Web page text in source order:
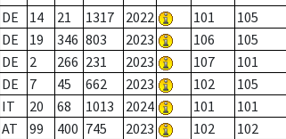
DE 14 21 1317 2022 101 105
DE 19 346 803 2023 106 105
DE 2 266 231 2023 107 101
DE 7 45 662 2023 102 105
IT 20 68 1013 2024 101 101
AT 99 400 745 2023 102 102